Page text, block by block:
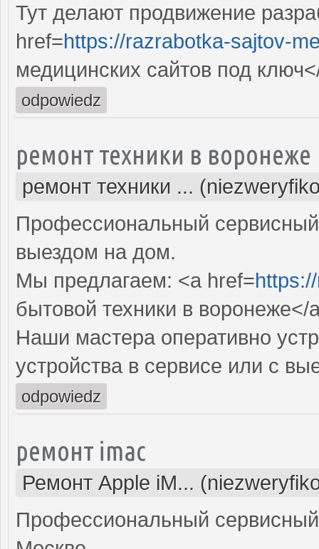
Тут делают продвижение
href=https://razrabotka-sajtov-
медицинских сайтов под
odpowiedz
ремонт техники в воронеже
ремонт техники ...
Профессиональный
выездом на дом.
Мы предлагаем: <a href=
бытовой техники в воронеже</
Наши мастера оперативно
устройства в сервисе или с
odpowiedz
ремонт imac
Ремонт Apple iM...
Профессиональный